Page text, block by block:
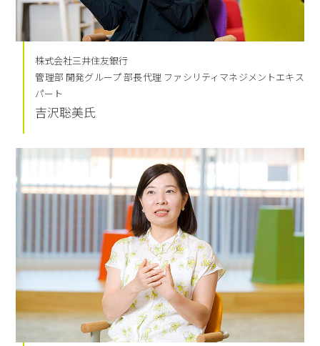
株式会社三井住友銀行
管理部 開発グループ 部長代理 ファシリティマネジメントエキス
パート
吉沢聡美氏